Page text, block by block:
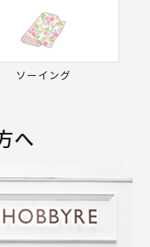
ソーイング
へ